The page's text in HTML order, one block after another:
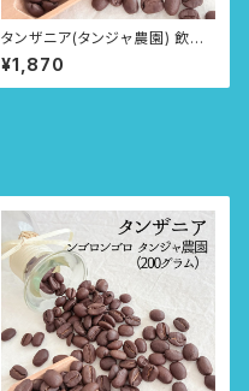
タンザニア(タンジャ農園) 飲み
方選べる3タイプ
¥1,870